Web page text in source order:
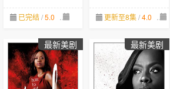
已完结/5.0 更新至8集/4.0
最新美剧 最新美剧